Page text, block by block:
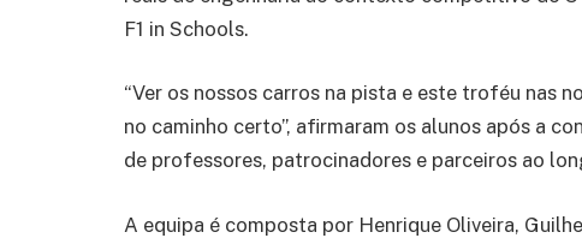
F1 in Schools.
“Ver os nossos carros na pista e este troféu nas
no caminho certo”, afirmaram os alunos após a
de professores, patrocinadores e parceiros ao
A equipa é composta por Henrique Oliveira,